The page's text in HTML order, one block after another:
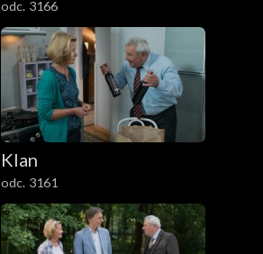
odc. 3166
Klan
odc. 3161